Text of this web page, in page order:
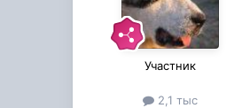
Участник
2,1 тыс